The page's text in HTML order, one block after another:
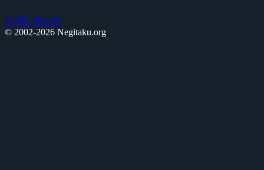
お問い合わせ
© 2002-2026 Negitaku.org